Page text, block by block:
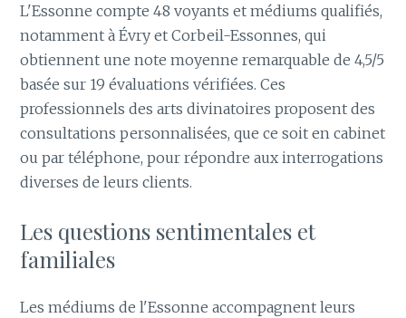
L'Essonne compte 48 voyants et médiums qualifiés,
notamment à Évry et Corbeil-Essonnes, qui
obtiennent une note moyenne remarquable de 4,5/5
basée sur 19 évaluations vérifiées. Ces
professionnels des arts divinatoires proposent des
consultations personnalisées, que ce soit en cabinet
ou par téléphone, pour répondre aux interrogations
diverses de leurs clients.
Les questions sentimentales et
familiales
Les médiums de l'Essonne accompagnent leurs